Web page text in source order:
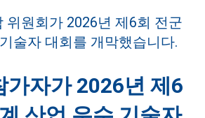
가자가 2026년 제6